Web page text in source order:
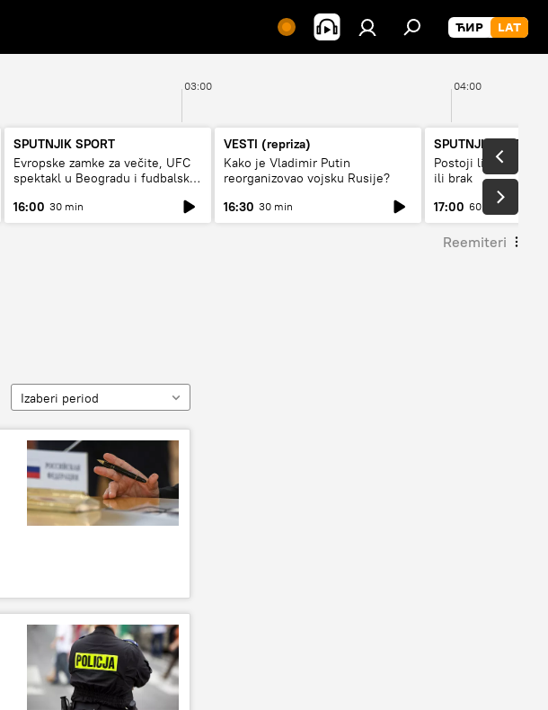
03:00 04:00
SPUTNJIK SPORT
Evropske zamke za večite, UFC
spektakl u Beogradu i fudbalski
16:00 30 min
VESTI (repriza)
Kako je Vladimir Putin
reorganizovao vojsku Rusije?
16:30 30 min
SPUTNJIK
Postoji li recept za
ili brak
17:00 60 min
Reemiteri
Izaberi period